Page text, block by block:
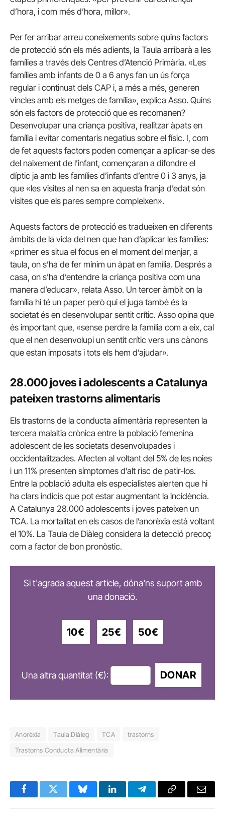
d’hora, i com més d’hora, millor».
Per fer arribar arreu coneixements sobre quins factors
de protecció són els més adients, la Taula arribarà a les
famílies a través dels Centres d’Atenció Primària. «Les
famílies amb infants de 0 a 6 anys fan un ús força
regular i continuat dels CAP i, a més a més, generen
vincles amb els metges de família», explica Asso. Quins
són els factors de protecció que es recomanen?
Desenvolupar una criança positiva, realitzar àpats en
família i evitar comentaris negatius sobre el físic. I, com
de fet aquests factors poden començar a aplicar-se des
del naixement de l’infant, començaran a difondre el
díptic ja amb les famílies d’infants d’entre 0 i 3 anys, ja
que «les visites al nen sa en aquesta franja d’edat són
visites que els pares sempre compleixen».
Aquests factors de protecció es tradueixen en diferents
àmbits de la vida del nen que han d’aplicar les famílies:
«primer es situa el focus en el moment del menjar, a
taula, on s’ha de fer mínim un àpat en família. Després a
casa, on s’ha d’entendre la criança positiva com una
manera d’educar», relata Asso. Un tercer àmbit on la
família hi té un paper però qui el juga també és la
societat és en desenvolupar sentit crític. Asso opina que
és important que, «sense perdre la família com a eix, cal
que el nen desenvolupi un sentit crític vers uns cànons
que estan imposats i tots els hem d’ajudar».
28.000 joves i adolescents a Catalunya
pateixen trastorns alimentaris
Els trastorns de la conducta alimentària representen la
tercera malaltia crònica entre la població femenina
adolescent de les societats desenvolupades i
occidentalitzades. Afecten al voltant del 5% de les noies
i un 11% presenten símptomes d’alt risc de patir-los.
Entre la població adulta els especialistes alerten que hi
ha clars indicis que pot estar augmentant la incidència.
A Catalunya 28.000 adolescents i joves pateixen un
TCA. La mortalitat en els casos de l’anorèxia està voltant
el 10%. La Taula de Diàleg considera la detecció precoç
com a factor de bon pronòstic.
Si t'agrada aquest article, dóna'ns suport amb
una donació.
10€ 25€ 50€
Una altra quantitat (€): DONAR
Anorèxia Taula Diàleg TCA
trastorns
Trastorns Conducta Alimentària
FacebookTwitter BlueskyLinkedInTelegramCopy
Email